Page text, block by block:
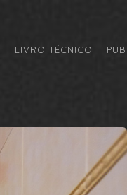
LIVRO TÉCNICO